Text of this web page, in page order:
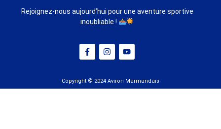
Rejoignez-nous aujourd’hui pour une aventure sportive
inoubliable !
Copyright © 2024 Aviron Marmandais